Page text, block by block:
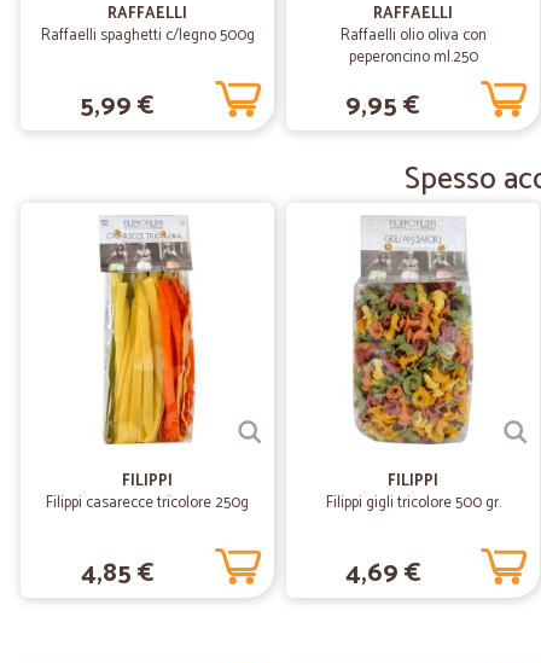
RAFFAELLI
Raffaelli spaghetti c/legno 500g
5,99 €
RAFFAELLI
Raffaelli olio oliva con
peperoncino ml.250
9,95 €
Spesso
FILIPPI
Filippi casarecce tricolore 250g
4,85 €
FILIPPI
Filippi gigli tricolore 500 gr.
4,69 €